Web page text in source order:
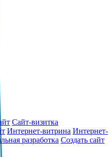
Cайт-визитка
Интернет-витрина Интернет-
разработка Создать сайт